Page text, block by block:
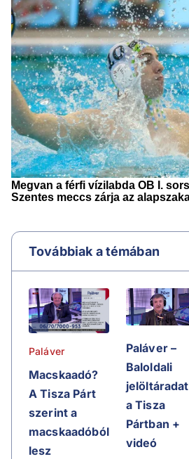
Továbbiak a témában
Paláver
Macskaadó?
A Tisza Párt
szerint a
macskaadóból
lesz
Paláver –
Baloldali
jelöltáradat
a Tisza
Pártban +
videó